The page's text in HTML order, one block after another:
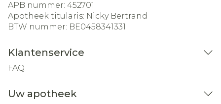
APB nummer: 452701
Apotheek titularis: Nicky Bertrand
BTW nummer: BE0458341331
Klantenservice
FAQ
Uw apotheek